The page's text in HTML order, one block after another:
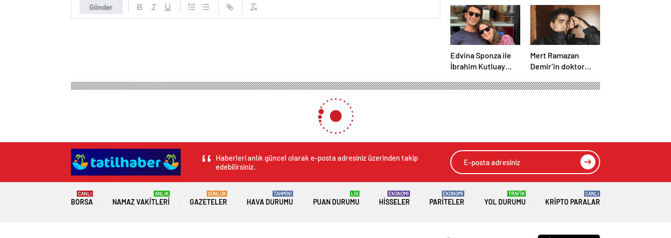
Gönder
görünümüyle gündem oldu!
Edvina Sponza ile
İbrahim Kutluay
birlikte! ‘Bu defa
Mert Ramazan
Demir’in doktor
medyayı yıktı geçti!
Haberleri anlık güncel olarak e-posta adresiniz üzerinden takip
edebilirsiniz.
BORSA
CANLI
NAMAZ VAKITLERI
ANLIK
GAZETELER
GÜNLÜK
HAVA DURUMU
TAHMİNİ
PUAN DURUMU
LİG
HISSELER
EKONOMİ
PARITELER
EKONOMİ
YOL DURUMU
TRAFİK
KRIPTO PARALAR
CANLI